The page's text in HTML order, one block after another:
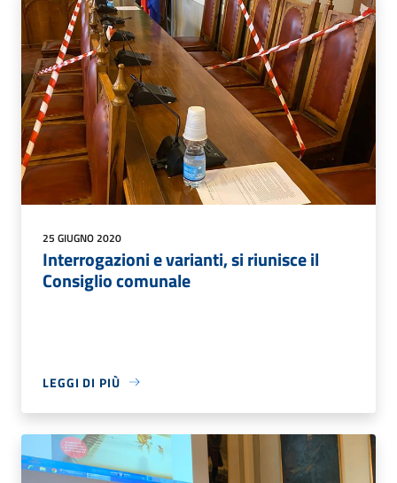
25 GIUGNO 2020
​​​​​​​Interrogazioni e varianti, si riunisce il
Consiglio comunale
LEGGI DI PIÙ